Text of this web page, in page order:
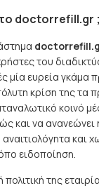
doctorrefill.gr ;
του
μία ευρεία γκάμα
κρίση της τα
κοινό
και να ανανεώνει
και
ειδοποίηση.
πολιτική της